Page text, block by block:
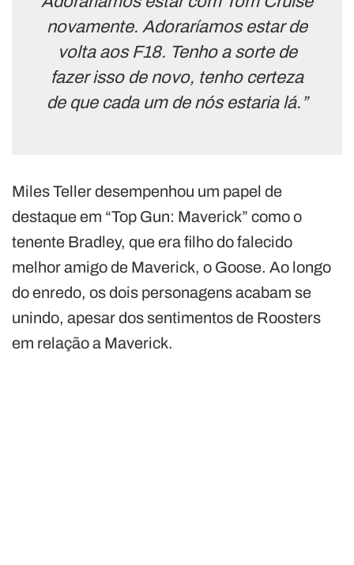
novamente. Adoraríamos estar de
volta aos F18. Tenho a sorte de
fazer isso de novo, tenho certeza
de que cada um de nós estaria lá.”
Miles Teller desempenhou um papel de
destaque em “Top Gun: Maverick” como o
tenente Bradley, que era filho do falecido
melhor amigo de Maverick, o Goose. Ao longo
do enredo, os dois personagens acabam se
unindo, apesar dos sentimentos de Roosters
em relação a Maverick.